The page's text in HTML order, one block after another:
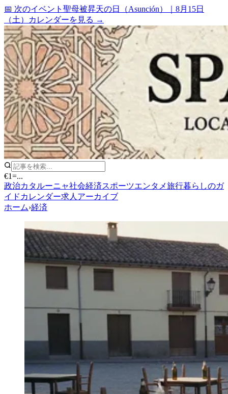
📅 次のイベント 聖母被昇天の日（Asunción）
8月15日
（土）
カレンダーを見る →
€1=...
政治カタルーニャ社会経済スポーツエンタメ旅行暮らしのガ
イド カレンダー求人 アーカイブ
ホーム›経済